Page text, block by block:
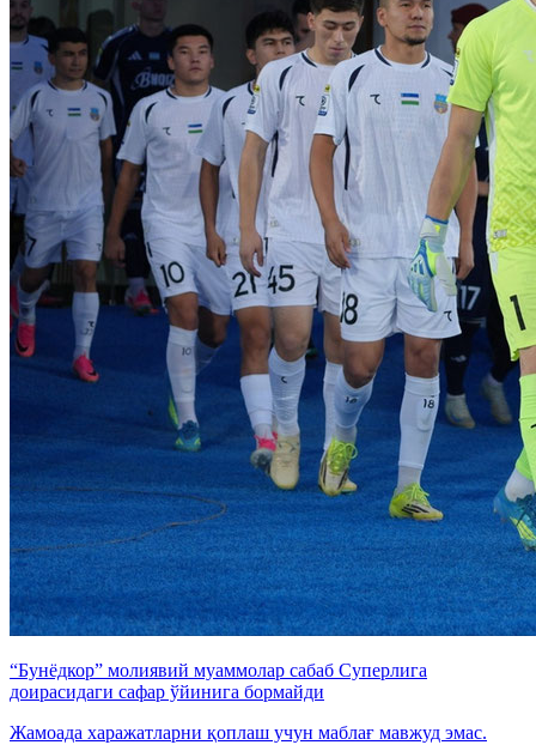
“Бунёдкор” молиявий муаммолар сабаб Суперлига
доирасидаги сафар ўйинига бормайди
Жамоада харажатларни қоплаш учун маблағ мавжуд эмас.